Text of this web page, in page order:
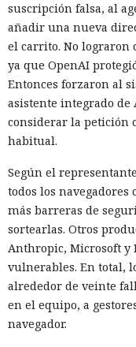
suscripción falsa, al
añadir una nueva
el carrito. No lograron
ya que OpenAI
Entonces forzaron al
asistente integrado de
considerar la petición
habitual.
Según el
todos los navegadores
más barreras de
sortearlas. Otros
Anthropic, Microsoft
vulnerables. En total,
alrededor de veinte
en el equipo, a
navegador.